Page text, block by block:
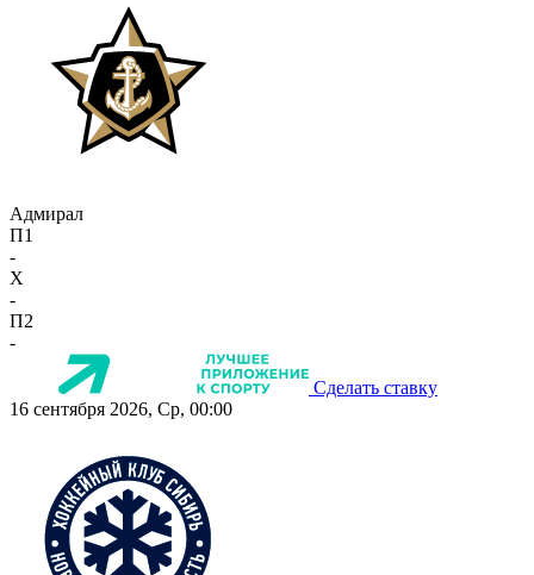
Адмирал
П1
-
X
-
П2
-
Сделать ставку
16 сентября 2026, Ср, 00:00